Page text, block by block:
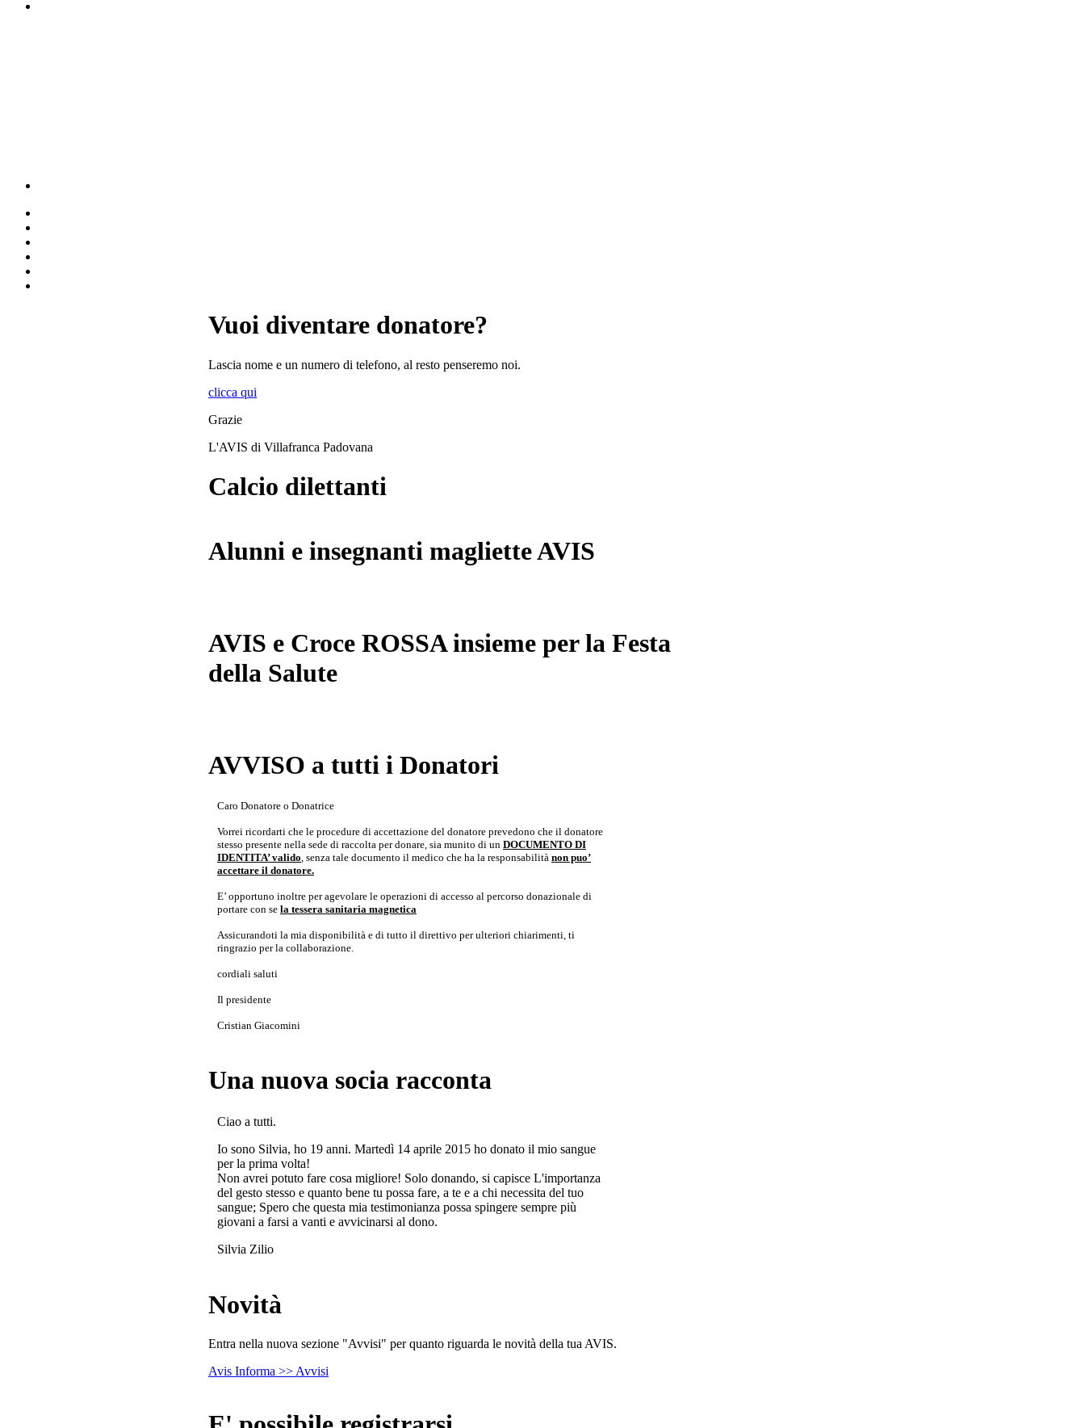
Vuoi diventare donatore?
Lascia nome e un numero di telefono, al resto penseremo noi.
clicca qui
Grazie
L'AVIS di Villafranca Padovana
Calcio dilettanti
Alunni e insegnanti magliette AVIS
AVIS e Croce ROSSA insieme per la Festa
della Salute
AVVISO a tutti i Donatori
Caro Donatore o Donatrice
Vorrei ricordarti che le procedure di accettazione del donatore prevedono che il donatore
stesso presente nella sede di raccolta per donare, sia munito di un DOCUMENTO DI
IDENTITA’ valido, senza tale documento il medico che ha la responsabilità non puo’
accettare il donatore.
E’ opportuno inoltre per agevolare le operazioni di accesso al percorso donazionale di
portare con se la tessera sanitaria magnetica
Assicurandoti la mia disponibilità e di tutto il direttivo per ulteriori chiarimenti, ti
ringrazio per la collaborazione.
cordiali saluti
Il presidente
Cristian Giacomini
Una nuova socia racconta
Ciao a tutti.
Io sono Silvia, ho 19 anni. Martedì 14 aprile 2015 ho donato il mio sangue
per la prima volta!
Non avrei potuto fare cosa migliore! Solo donando, si capisce L'importanza
del gesto stesso e quanto bene tu possa fare, a te e a chi necessita del tuo
sangue; Spero che questa mia testimonianza possa spingere sempre più
giovani a farsi a vanti e avvicinarsi al dono.
Silvia Zilio
Novità
Entra nella nuova sezione "Avvisi" per quanto riguarda le novità della tua AVIS.
Avis Informa >> Avvisi